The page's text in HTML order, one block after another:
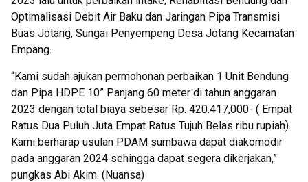
Optimalisasi Debit Air Baku dan Jaringan Pipa Transmisi
Buas Jotang, Sungai Penyempeng Desa Jotang Kecamatan
Empang.
“Kami sudah ajukan permohonan perbaikan 1 Unit Bendung
dan Pipa HDPE 10” Panjang 60 meter di tahun anggaran
2023 dengan total biaya sebesar Rp. 420.417,000- ( Empat
Ratus Dua Puluh Juta Empat Ratus Tujuh Belas ribu rupiah).
Kami berharap usulan PDAM sumbawa dapat diakomodir
pada anggaran 2024 sehingga dapat segera dikerjakan,”
pungkas Abi Akim. (Nuansa)